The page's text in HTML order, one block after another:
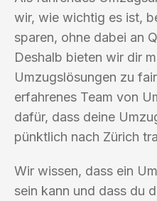
wir, wie wichtig es ist,
sparen, ohne dabei an
Deshalb bieten wir dir
Umzugslösungen zu
erfahrenes Team von
dafür, dass deine
pünktlich nach Zürich
Wir wissen, dass ein
sein kann und dass du